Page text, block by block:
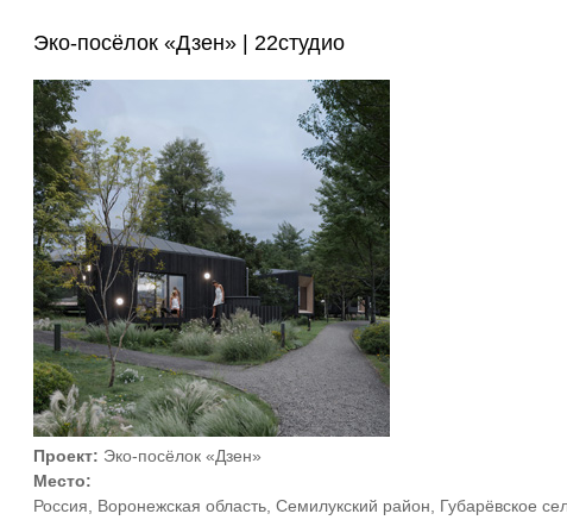
Эко-посёлок «Дзен» | 22студио
Проект: Эко-посёлок «Дзен»
Место:
Россия, Воронежская область, Семилукский район, Губарёвское